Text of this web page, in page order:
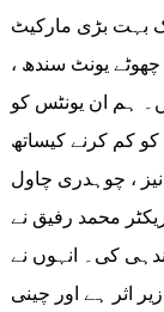
بہت بڑی مارکیٹ
یونٹ سندھ ،
ہم ان یونٹس کو
کم کرنے کیساتھ
، چوہدری چاول
محمد رفیق نے
کی۔ انہوں نے
اثر ہے اور چینی